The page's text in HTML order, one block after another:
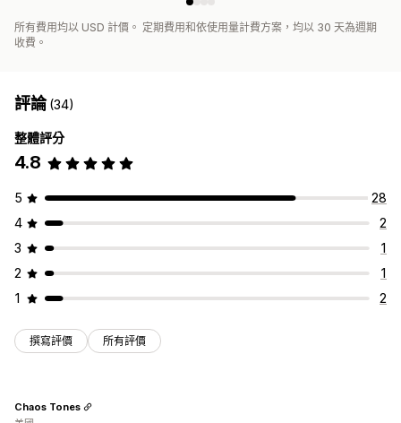
所有費用均以 USD 計價。 定期費用和依使用量計費方案，均以 30 天為週期
收費。
評論(34)
整體評分
4.8
5
28
4
2
3
1
2
1
1
2
撰寫評價 所有評價
Chaos Tones